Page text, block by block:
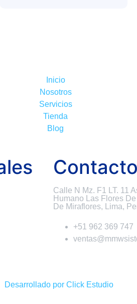
Inicio
Nosotros
Servicios
Tienda
Blog
Contacto
Calle N Mz. F1 LT. 11
Humano Las Flores
De Miraflores, Lima,
+51 962 369 747
Desarrollado por Click Estudio